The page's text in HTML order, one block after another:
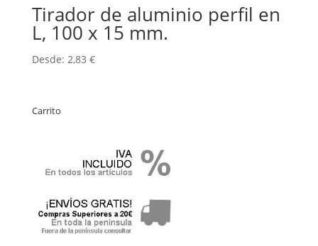
Tirador de aluminio perfil en
L, 100 x 15 mm.
Desde: 2,83 €
Carrito